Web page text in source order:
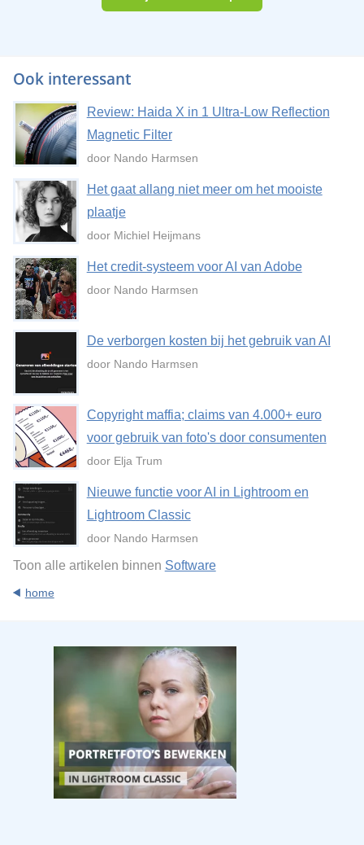
Ook interessant
Review: Haida X in 1 Ultra-Low Reflection
Magnetic Filter
door Nando Harmsen
Het gaat allang niet meer om het mooiste
plaatje
door Michiel Heijmans
Het credit-systeem voor AI van Adobe
door Nando Harmsen
De verborgen kosten bij het gebruik van AI
door Nando Harmsen
Copyright maffia; claims van 4.000+ euro
voor gebruik van foto's door consumenten
door Elja Trum
Nieuwe functie voor AI in Lightroom en
Lightroom Classic
door Nando Harmsen
Toon alle artikelen binnen Software
home